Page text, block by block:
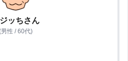
ッちさん
男性 / 60代)